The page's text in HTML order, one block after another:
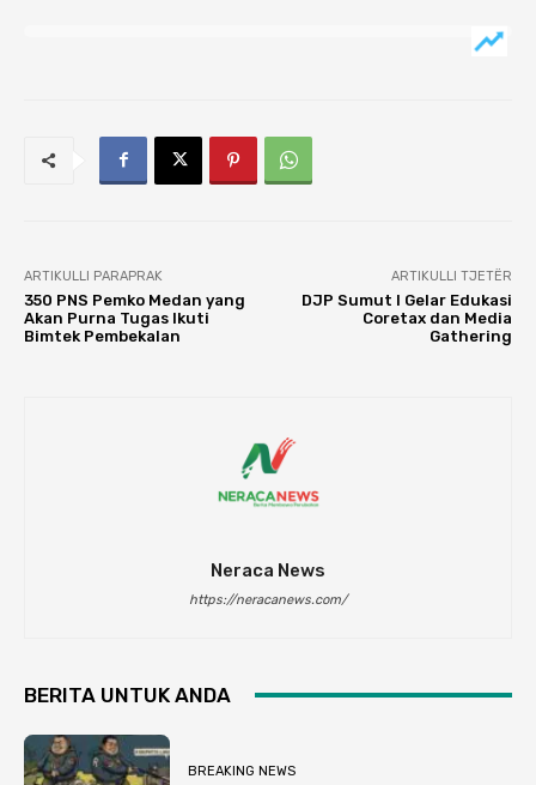
ARTIKULLI PARAPRAK
350 PNS Pemko Medan yang
Akan Purna Tugas Ikuti
Bimtek Pembekalan
ARTIKULLI TJETËR
DJP Sumut I Gelar Edukasi
Coretax dan Media
Gathering
Neraca News
https://neracanews.com/
BERITA UNTUK ANDA
BREAKING NEWS